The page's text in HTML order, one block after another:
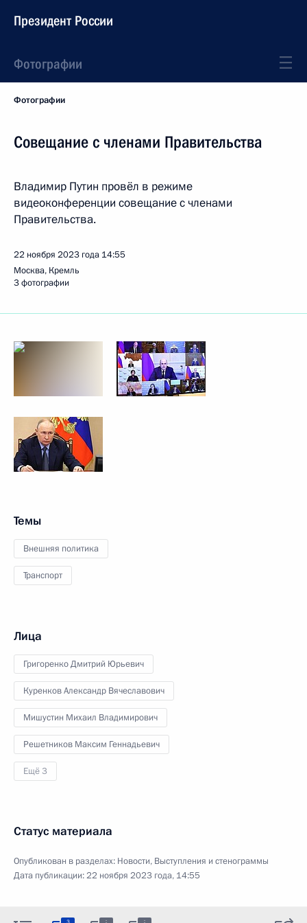
Президент России
Фотографии
Фотографии
Совещание с членами Правительства
Владимир Путин провёл в режиме
видеоконференции совещание с членами
Правительства.
22 ноября 2023 года 14:55
Москва, Кремль
3 фотографии
Темы
Внешняя политика
Транспорт
Лица
Григоренко Дмитрий Юрьевич
Куренков Александр Вячеславович
Мишустин Михаил Владимирович
Решетников Максим Геннадьевич
Ещё 3
Статус материала
Опубликован в разделах: Новости, Выступления и стенограммы
Дата публикации:22 ноября 2023 года, 14:55
: :